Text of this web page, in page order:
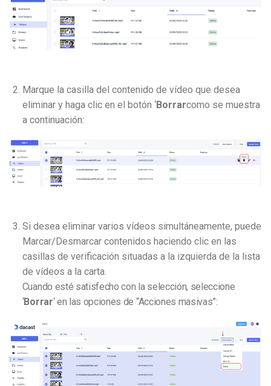
Marque la casilla del contenido de vídeo que desea
eliminar y haga clic en el botón ‘Borrarcomo se muestra
a continuación:
Si desea eliminar varios vídeos simultáneamente, puede
Marcar/Desmarcar contenidos haciendo clic en las
casillas de verificación situadas a la izquierda de la lista
de vídeos a la carta.
Cuando esté satisfecho con la selección, seleccione
‘Borrar‘ en las opciones de “Acciones masivas”: